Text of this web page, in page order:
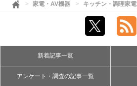
家電・AV機器 キッチン・調理家電
新着記事一覧
アンケート・調査の記事一覧